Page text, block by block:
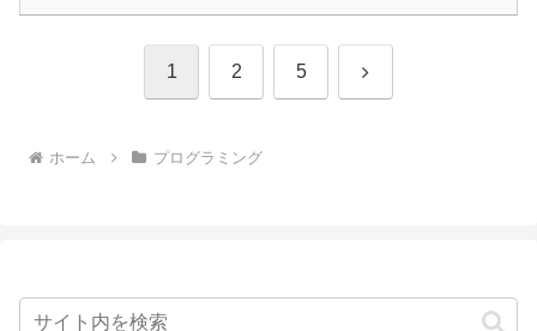
1 2 5 次
ホーム プログラミング